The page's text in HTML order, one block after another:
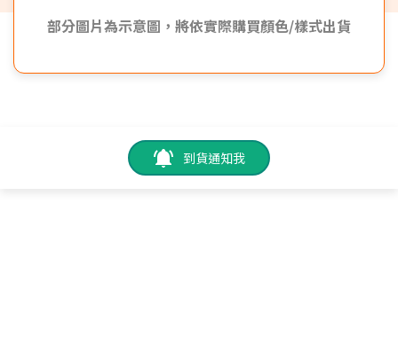
部分圖片為示意圖，將依實際購買顏色/樣式出貨
到貨通知我